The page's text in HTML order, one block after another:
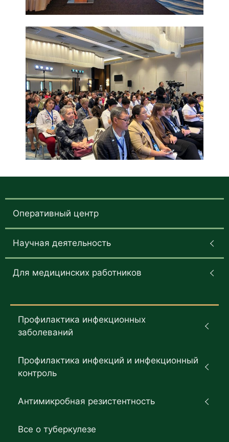
Оперативный центр
Научная деятельность
Для медицинских работников
Профилактика инфекционных
заболеваний
Профилактика инфекций и инфекционный
контроль
Антимикробная резистентность
Все о туберкулезе